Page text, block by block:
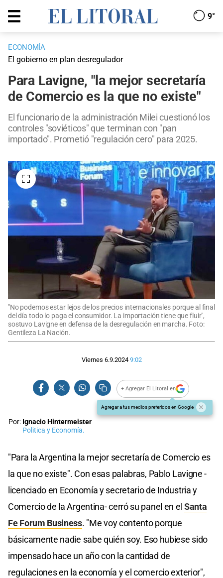
9°
ECONOMÍA
El gobierno en plan desregulador
Para Lavigne, "la mejor secretaría
de Comercio es la que no existe"
El funcionario de la administración Milei cuestionó los
controles "soviéticos" que terminan con "pan
importado". Prometió "regulación cero" para 2025.
"No podemos estar lejos de los precios internacionales porque al final
del día todo lo paga el consumidor. La importación tiene que fluir",
sostuvo Lavigne en defensa de la desregulación en marcha. Foto:
Gentileza La Nación.
Viernes 6.9.2024 9:02
+ Agregar El Litoral en
Agregar a tus medios preferidos en Google
Por: Ignacio Hintermeister
Politica y Economía.
"Para la Argentina la mejor secretaría de Comercio es
la que no existe". Con esas palabras, Pablo Lavigne -
licenciado en Economía y secretario de Industria y
Comercio de la Argentina- cerró su panel en elSanta
Fe Forum Business. "Me voy contento porque
básicamente nadie sabe quién soy. Eso hubiese sido
impensado hace un año con la cantidad de
regulaciones en la economía y el comercio exterior",